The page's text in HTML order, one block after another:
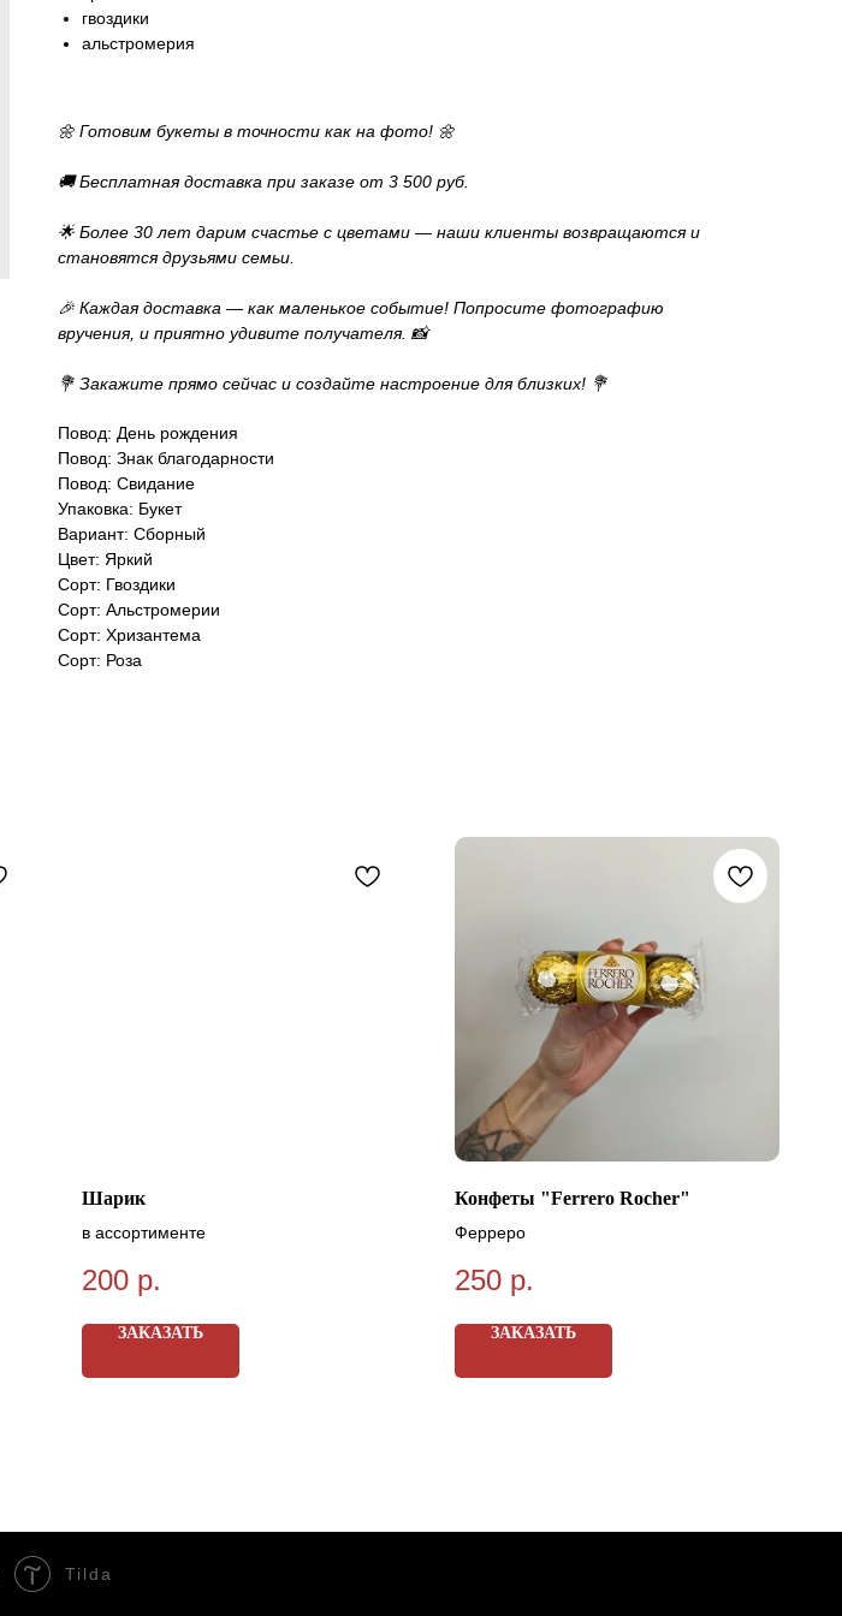
гвоздики
альстромерия
🌼 Готовим букеты в точности как на фото! 🌼
🚚 Бесплатная доставка при заказе от 3 500 руб.
🌟 Более 30 лет дарим счастье с цветами — наши клиенты возвращаются и
становятся друзьями семьи.
🎉 Каждая доставка — как маленькое событие! Попросите фотографию
вручения, и приятно удивите получателя. 📸
💐 Закажите прямо сейчас и создайте настроение для близких! 💐
Повод: День рождения
Повод: Знак благодарности
Повод: Свидание
Упаковка: Букет
Вариант: Сборный
Цвет: Яркий
Сорт: Гвоздики
Сорт: Альстромерии
Сорт: Хризантема
Сорт: Роза
Шарик
в ассортименте
200 р.
ЗАКАЗАТЬ
Конфеты "Ferrero Rocher"
Ферреро
250 р.
ЗАКАЗАТЬ
Tilda